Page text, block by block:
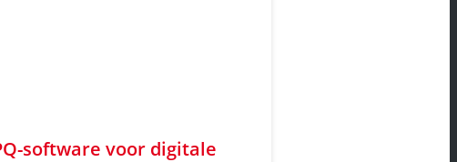
software voor digitale